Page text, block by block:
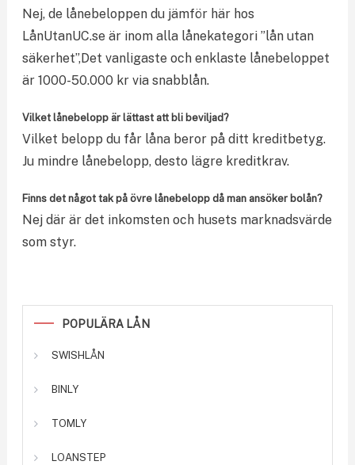
Nej, de lånebeloppen du jämför här hos
LånUtanUC.se är inom alla lånekategori ”lån utan
säkerhet”,Det vanligaste och enklaste lånebeloppet
är 1000-50.000 kr via snabblån.
Vilket lånebelopp är lättast att bli beviljad?
Vilket belopp du får låna beror på ditt kreditbetyg.
Ju mindre lånebelopp, desto lägre kreditkrav.
Finns det något tak på övre lånebelopp då man ansöker bolån?
Nej där är det inkomsten och husets marknadsvärde
som styr.
POPULÄRA LÅN
SWISHLÅN
BINLY
TOMLY
LOANSTEP